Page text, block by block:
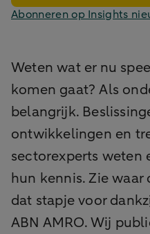
Abonneren op Insights
Weten wat er nu
komen gaat? Als
belangrijk.
ontwikkelingen en
sectorexperts weten
hun kennis. Zie
dat stapje voor
ABN AMRO. Wij